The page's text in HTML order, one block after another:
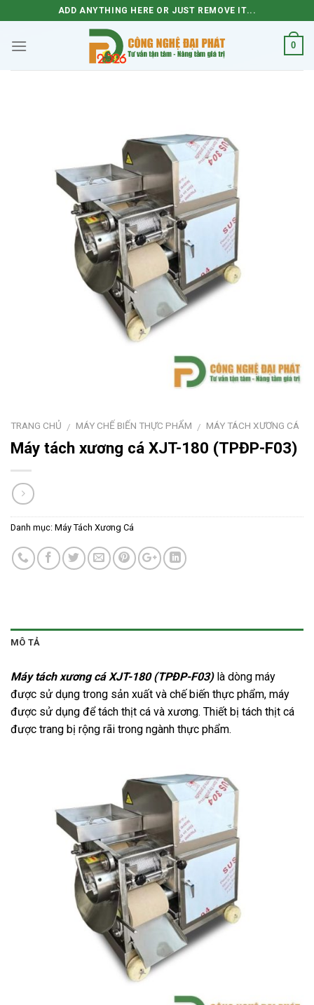
to
content
ADD ANYTHING HERE OR JUST REMOVE IT...
0
TRANG CHỦ / MÁY CHẾ BIẾN THỰC PHẨM / MÁY TÁCH XƯƠNG CÁ
Máy tách xương cá XJT-180 (TPĐP-F03)
Danh mục: Máy Tách Xương Cá
MÔ TẢ
Máy tách xương cá XJT-180 (TPĐP-F03)là dòng máy
được sử dụng trong sản xuất và chế biến thực phẩm, máy
được sử dụng để tách thịt cá và xương. Thiết bị tách thịt cá
được trang bị rộng rãi trong ngành thực phẩm.